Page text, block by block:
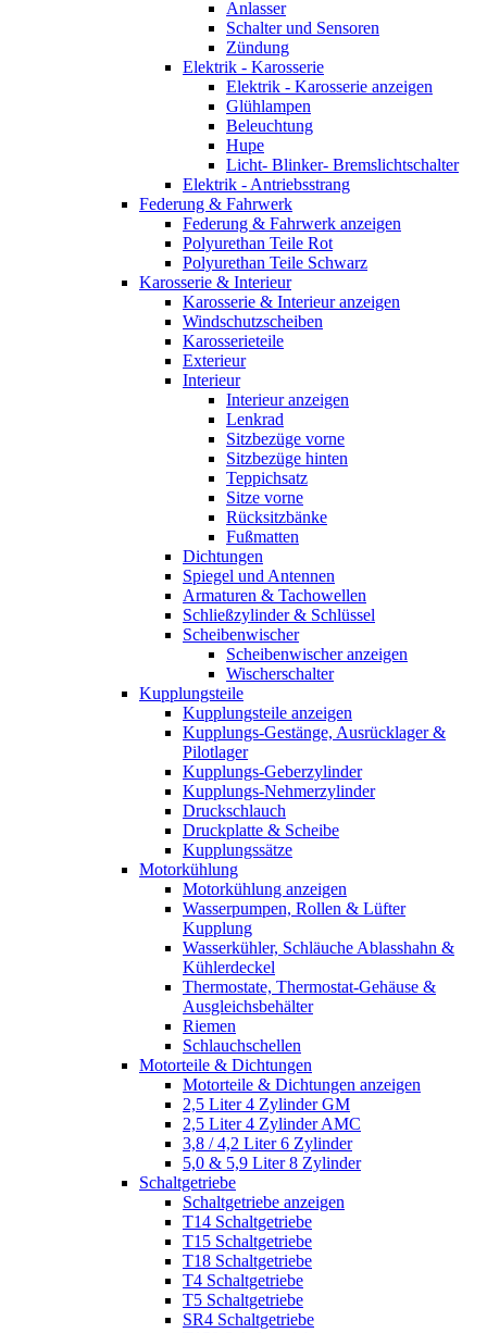
Anlasser
Schalter und Sensoren
Zündung
Elektrik - Karosserie
Elektrik - Karosserie anzeigen
Glühlampen
Beleuchtung
Hupe
Licht- Blinker- Bremslichtschalter
Elektrik - Antriebsstrang
Federung & Fahrwerk
Federung & Fahrwerk anzeigen
Polyurethan Teile Rot
Polyurethan Teile Schwarz
Karosserie & Interieur
Karosserie & Interieur anzeigen
Windschutzscheiben
Karosserieteile
Exterieur
Interieur
Interieur anzeigen
Lenkrad
Sitzbezüge vorne
Sitzbezüge hinten
Teppichsatz
Sitze vorne
Rücksitzbänke
Fußmatten
Dichtungen
Spiegel und Antennen
Armaturen & Tachowellen
Schließzylinder & Schlüssel
Scheibenwischer
Scheibenwischer anzeigen
Wischerschalter
Kupplungsteile
Kupplungsteile anzeigen
Kupplungs-Gestänge, Ausrücklager &
Pilotlager
Kupplungs-Geberzylinder
Kupplungs-Nehmerzylinder
Druckschlauch
Druckplatte & Scheibe
Kupplungssätze
Motorkühlung
Motorkühlung anzeigen
Wasserpumpen, Rollen & Lüfter
Kupplung
Wasserkühler, Schläuche Ablasshahn &
Kühlerdeckel
Thermostate, Thermostat-Gehäuse &
Ausgleichsbehälter
Riemen
Schlauchschellen
Motorteile & Dichtungen
Motorteile & Dichtungen anzeigen
2,5 Liter 4 Zylinder GM
2,5 Liter 4 Zylinder AMC
3,8 / 4,2 Liter 6 Zylinder
5,0 & 5,9 Liter 8 Zylinder
Schaltgetriebe
Schaltgetriebe anzeigen
T14 Schaltgetriebe
T15 Schaltgetriebe
T18 Schaltgetriebe
T4 Schaltgetriebe
T5 Schaltgetriebe
SR4 Schaltgetriebe